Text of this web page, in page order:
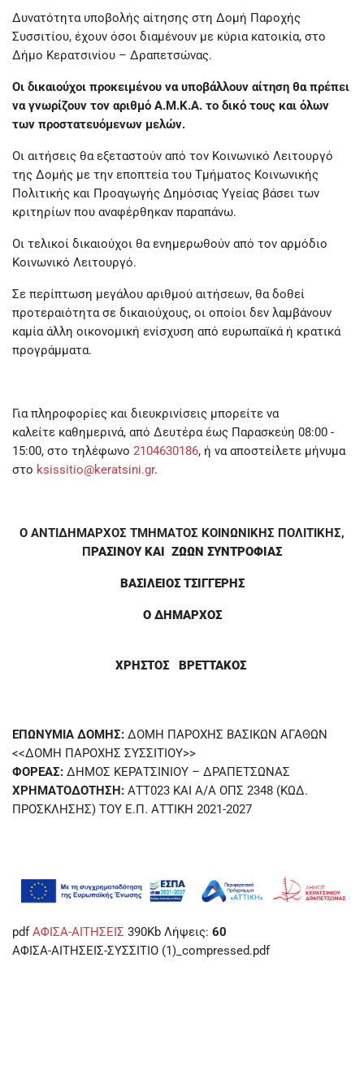
Δυνατότητα υποβολής αίτησης στη Δομή Παροχής
Συσσιτίου, έχουν όσοι διαμένουν με κύρια κατοικία, στο
Δήμο Κερατσινίου – Δραπετσώνας.
Οι δικαιούχοι προκειμένου να υποβάλλουν αίτηση θα πρέπει
να γνωρίζουν τον αριθμό Α.Μ.Κ.Α. το δικό τους και όλων
των προστατευόμενων μελών.
Οι αιτήσεις θα εξεταστούν από τον Κοινωνικό Λειτουργό
της Δομής με την εποπτεία του Τμήματος Κοινωνικής
Πολιτικής και Προαγωγής Δημόσιας Υγείας βάσει των
κριτηρίων που αναφέρθηκαν παραπάνω.
Οι τελικοί δικαιούχοι θα ενημερωθούν από τον αρμόδιο
Κοινωνικό Λειτουργό.
Σε περίπτωση μεγάλου αριθμού αιτήσεων, θα δοθεί
προτεραιότητα σε δικαιούχους, οι οποίοι δεν λαμβάνουν
καμία άλλη οικονομική ενίσχυση από ευρωπαϊκά ή κρατικά
προγράμματα.
Για πληροφορίες και διευκρινίσεις μπορείτε να
καλείτε καθημερινά, από Δευτέρα έως Παρασκεύη 08:00 -
15:00, στο τηλέφωνο 2104630186, ή να αποστείλετε μήνυμα
στο ksissitio@keratsini.gr.
Ο ΑΝΤΙΔΗΜΑΡΧΟΣ ΤΜΗΜΑΤΟΣ ΚΟΙΝΩΝΙΚΗΣ ΠΟΛΙΤΙΚΗΣ,
Π ΡΑΣΙΝΟΥ ΚΑΙ ΖΩΩΝ ΣΥΝΤΡΟΦΙΑΣ
ΒΑΣΙΛΕΙΟΣ ΤΣΙΓΓΕΡΗΣ
Ο ΔΗΜΑΡΧΟΣ
ΧΡΗΣΤΟΣ ΒΡΕΤΤΑΚΟΣ
ΕΠΩΝΥΜΙΑ ΔΟΜΗΣ: ΔΟΜΗ ΠΑΡΟΧΗΣ ΒΑΣΙΚΩΝ ΑΓΑΘΩΝ
<<ΔΟΜΗ ΠΑΡΟΧΗΣ ΣΥΣΣΙΤΙΟΥ>>
ΦΟΡΕΑΣ: ΔΗΜΟΣ ΚΕΡΑΤΣΙΝΙΟΥ – ΔΡΑΠΕΤΣΩΝΑΣ
ΧΡΗΜΑΤΟΔΟΤΗΣΗ: ΑΤΤ023 ΚΑΙ Α/Α ΟΠΣ 2348 (ΚΩΔ.
ΠΡΟΣΚΛΗΣΗΣ) ΤΟΥ Ε.Π. ΑΤΤΙΚΗ 2021-2027
pdf ΑΦΙΣΑ-ΑΙΤΗΣΕΙΣ 390Kb Λήψεις: 60
ΑΦΙΣΑ-ΑΙΤΗΣΕΙΣ-ΣΥΣΣΙΤΙΟ (1)_compressed.pdf